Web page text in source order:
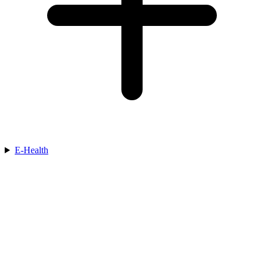
E-Health